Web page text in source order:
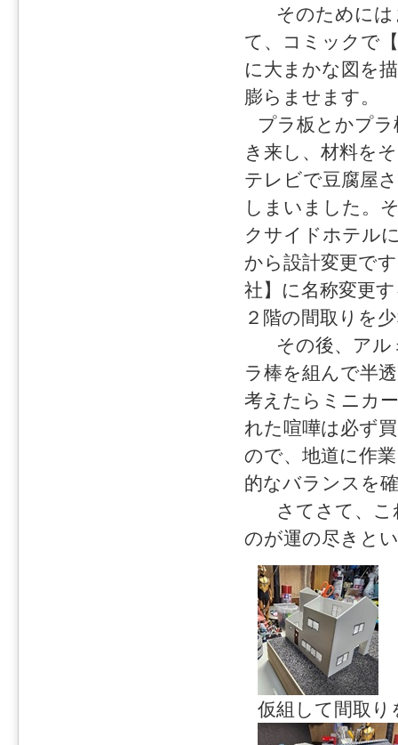
そのためには
て、コミックで
に大まかな図を
膨らませます。
プラ板とかプ
き来し、材料を
テレビで豆腐屋
しまいました。
クサイドホテル
から設計変更で
社】に名称変更
２階の間取りを
その後、アル
ラ棒を組んで半
考えたらミニカ
れた喧嘩は必ず
ので、地道に作
的なバランスを
さてさて、こ
のが運の尽きと
仮組して間取り